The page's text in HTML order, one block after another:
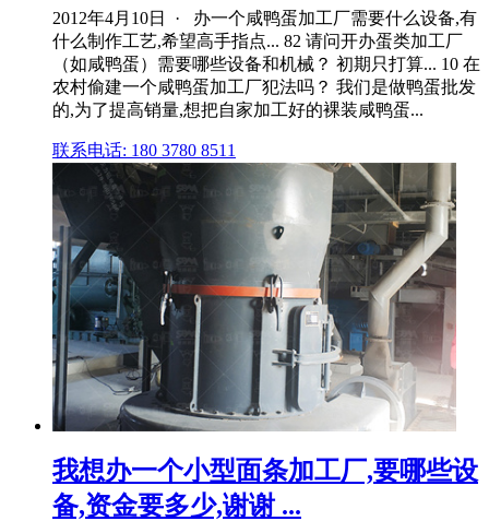
2012年4月10日 · 办一个咸鸭蛋加工厂需要什么设备,有
什么制作工艺,希望高手指点... 82 请问开办蛋类加工厂
（如咸鸭蛋）需要哪些设备和机械？ 初期只打算... 10 在
农村偷建一个咸鸭蛋加工厂犯法吗？ 我们是做鸭蛋批发
的,为了提高销量,想把自家加工好的裸装咸鸭蛋...
联系电话: 180 3780 8511
我想办一个小型面条加工厂,要哪些设
备,资金要多少,谢谢 ...